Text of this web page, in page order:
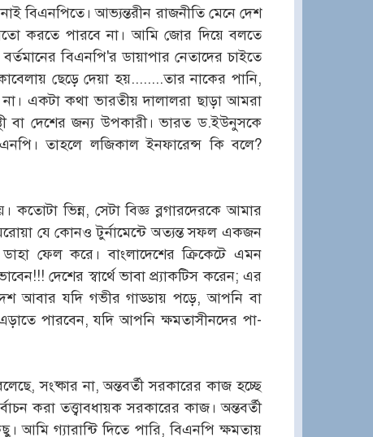
বিএনপিতে। আভ্যন্তরীন রাজনীতি মেনে দেশ
করতে পারবে না। আমি জোর দিয়ে বলতে
বিএনপি'র ডায়াপার নেতাদের চাইতে
ছেড়ে দেয়া হয়........তার নাকের পানি,
একটা কথা ভারতীয় দালালরা ছাড়া আমরা
বা দেশের জন্য উপকারী। ভারত ড.ইউনুসকে
তাহলে লজিকাল ইনফারেন্স কি বলে?
কতোটা ভিন্ন, সেটা বিজ্ঞ ব্লগারদেরকে আমার
যে কোনও টুর্নামেন্টে অত্যন্ত সফল একজন
ফেল করে। বাংলাদেশের ক্রিকেটে এমন
দেশের স্বার্থে ভাবা প্র্যাকটিস করেন; এর
আবার যদি গভীর গাড্ডায় পড়ে, আপনি বা
পারবেন, যদি আপনি ক্ষমতাসীনদের পা-
সংষ্কার না, অন্তবর্তী সরকারের কাজ হচ্ছে
করা তত্ত্বাবধায়ক সরকারের কাজ। অন্তবর্তী
আমি গ্যারান্টি দিতে পারি, বিএনপি ক্ষমতায়